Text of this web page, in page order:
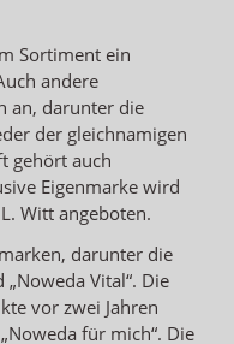
Sortiment ein
andere
an, darunter die
der gleichnamigen
gehört auch
Eigenmarke wird
Witt angeboten.
darunter die
„Noweda Vital“. Die
vor zwei Jahren
für mich“. Die